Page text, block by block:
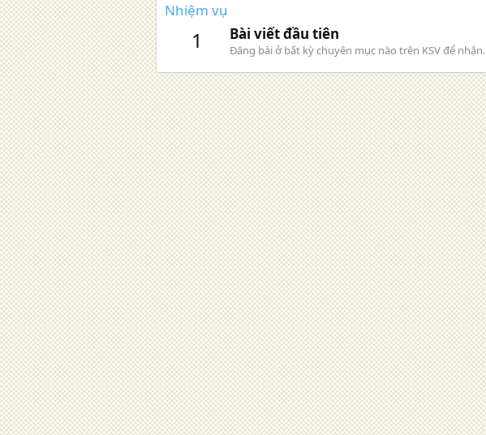
Nhiệm vụ
1 Bài viết đầu tiên
Đăng bài ở bất kỳ chuyên mục nào trên KSV để nhận.